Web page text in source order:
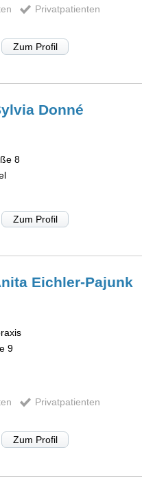
Privatpatienten
Zum Profil
Donné
8
Zum Profil
Eichler-Pajunk
9
Privatpatienten
Zum Profil